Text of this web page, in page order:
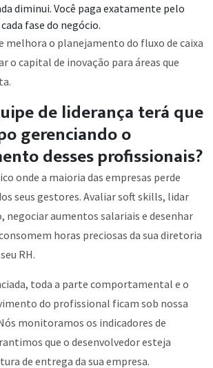
diminui. Você paga exatamente pelo
fase do negócio.
melhora o planejamento do fluxo de caixa
o capital de inovação para áreas que
de liderança terá que
gerenciando o
desses profissionais?
onde a maioria das empresas perde
seus gestores. Avaliar soft skills, lidar
negociar aumentos salariais e desenhar
horas preciosas da sua diretoria
RH.
toda a parte comportamental e o
do profissional ficam sob nossa
monitoramos os indicadores de
que o desenvolvedor esteja
de entrega da sua empresa.